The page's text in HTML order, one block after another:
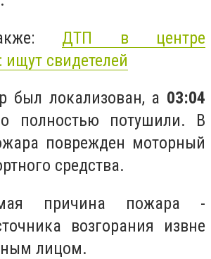
ДТП в центре
свидетелей
был локализован, а 03:04
полностью потушили. В
поврежден моторный
средства.
причина пожара -
возгорания извне
лицом.